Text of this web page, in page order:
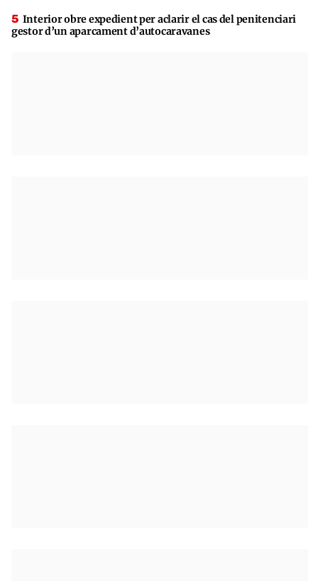
Interior obre expedient per aclarir el cas del penitenciari
gestor d’un aparcament d’autocaravanes